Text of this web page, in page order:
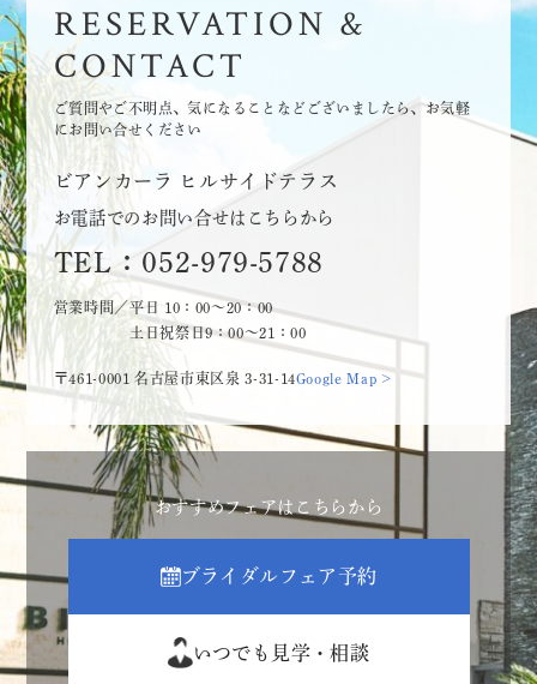
RESERVATION &
CONTACT
ご質問やご不明点、気になることなどございましたら、お気軽
にお問い合せください
ビアンカーラ ヒルサイドテラス
お電話でのお問い合せはこちらから
TEL：052-979-5788
営業時間／平日 10：00～20：00
土日祝祭日9：00～21：00
〒461-0001 名古屋市東区泉 3-31-14Google Map >
おすすめフェアはこちらから
ブライダルフェア予約
いつでも見学・相談